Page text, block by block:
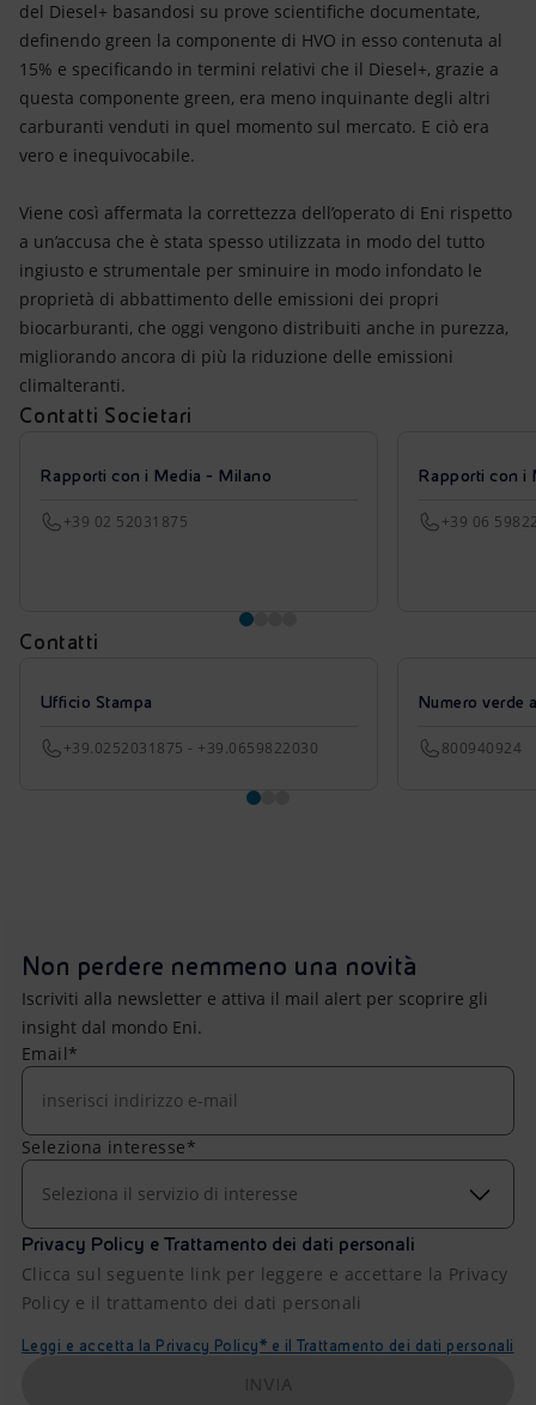
del Diesel+ basandosi su prove scientifiche documentate,
definendo green la componente di HVO in esso contenuta al
15% e specificando in termini relativi che il Diesel+, grazie a
questa componente green, era meno inquinante degli altri
carburanti venduti in quel momento sul mercato. E ciò era
vero e inequivocabile.
Viene così affermata la correttezza dell’operato di Eni rispetto
a un’accusa che è stata spesso utilizzata in modo del tutto
ingiusto e strumentale per sminuire in modo infondato le
proprietà di abbattimento delle emissioni dei propri
biocarburanti, che oggi vengono distribuiti anche in purezza,
migliorando ancora di più la riduzione delle emissioni
climalteranti.
Contatti Societari
Rapporti con i Media - Milano
+39 02 52031875
Rapporti con i
+39 06
Contatti
Ufficio Stampa
+39.0252031875 - +39.0659822030
Numero verde
800940924
Non perdere nemmeno una novità
Iscriviti alla newsletter e attiva il mail alert per scoprire gli
insight dal mondo Eni.
Email*
Seleziona interesse*
Seleziona il servizio di interesse
Privacy Policy e Trattamento dei dati personali
Clicca sul seguente link per leggere e accettare la Privacy
Policy e il trattamento dei dati personali
Leggi e accetta la Privacy Policy* e il Trattamento dei dati personali